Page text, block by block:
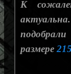
К
размере